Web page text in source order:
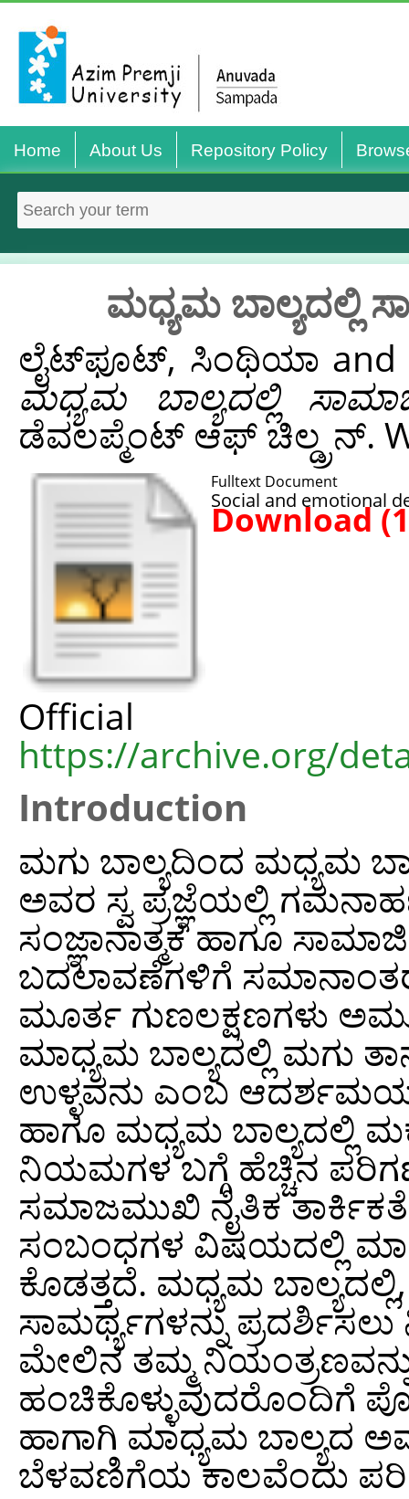
Home About Us Repository Policy
ಮಧ್ಯಮ ಬಾಲ್ಯದಲ್ಲಿ
ಲೈಟ್‌ಫೂಟ್, ಸಿಂಥಿಯಾ and
ಮಧ್ಯಮ ಬಾಲ್ಯದಲ್ಲಿ
ಡೆವಲಪ್ಮೆಂಟ್ ಆಫ್ ಚಿಲ್ಡ್ರನ್.
Fulltext Document
Social and emotional
Download
https://archive.org/
Introduction
ಮಗು ಬಾಲ್ಯದಿಂದ ಮಧ್ಯಮ
ಅವರ ಸ್ವ ಪ್ರಜ್ಞೆಯಲ್ಲಿ
ಸಂಜ್ಞಾನಾತ್ಮಕ ಹಾಗೂ
ಬದಲಾವಣೆಗಳಿಗೆ
ಮೂರ್ತ ಗುಣಲಕ್ಷಣಗಳು
ಮಾಧ್ಯಮ ಬಾಲ್ಯದಲ್ಲಿ ಮಗು
ಉಳ್ಳವನು ಎಂಬ ಆದರ್ಶಮಯ
ಹಾಗೂ ಮಧ್ಯಮ ಬಾಲ್ಯದಲ್ಲಿ
ನಿಯಮಗಳ ಬಗ್ಗೆ ಹೆಚ್ಚಿನ
ಸಮಾಜಮುಖಿ ನೈತಿಕ
ಸಂಬಂಧಗಳ ವಿಷಯದಲ್ಲಿ
ಕೊಡತ್ತದೆ. ಮಧ್ಯಮ
ಸಾಮರ್ಥ್ಯಗಳನ್ನು
ಮೇಲಿನ ತಮ್ಮ
ಹಂಚಿಕೊಳ್ಳುವುದರೊಂದಿಗೆ
ಹಾಗಾಗಿ ಮಾಧ್ಯಮ ಬಾಲ್ಯದ
ಬೆಳವಣಿಗೆಯ ಕಾಲವೆಂದು